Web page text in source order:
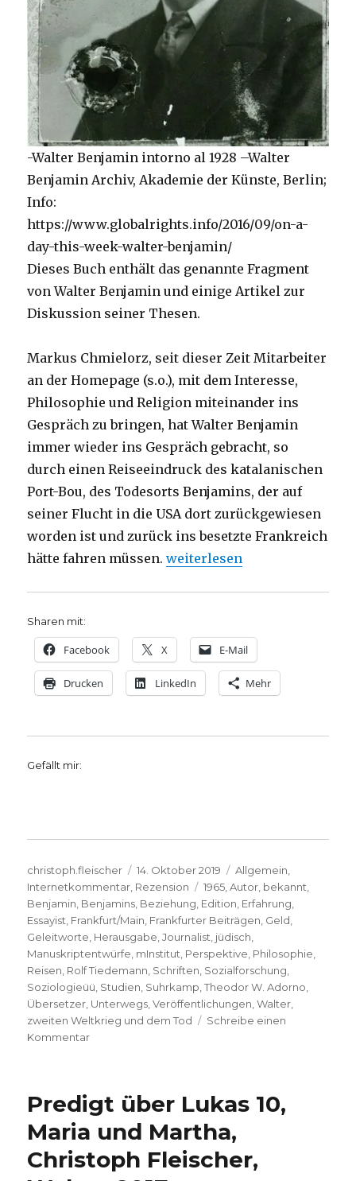
-Walter Benjamin intorno al 1928 –Walter
Benjamin Archiv, Akademie der Künste, Berlin;
Info:
https://www.globalrights.info/2016/09/on-a-
day-this-week-walter-benjamin/
Dieses Buch enthält das genannte Fragment
von Walter Benjamin und einige Artikel zur
Diskussion seiner Thesen.
Markus Chmielorz, seit dieser Zeit Mitarbeiter
an der Homepage (s.o.), mit dem Interesse,
Philosophie und Religion miteinander ins
Gespräch zu bringen, hat Walter Benjamin
immer wieder ins Gespräch gebracht, so
durch einen Reiseeindruck des katalanischen
Port-Bou, des Todesorts Benjamins, der auf
seiner Flucht in die USA dort zurückgewiesen
worden ist und zurück ins besetzte Frankreich
hätte fahren müssen.„Notizen zu Walter
weiterlesen
Sharen mit:
Facebook X E-Mail
Drucken LinkedIn Mehr
Gefällt mir:
Autor
christoph.fleischer
Veröffentlicht
am
14. Oktober 2019 Kategorien
Allgemein
Internetkommentar Rezension Schlagwörter
1965 ,Autor bekannt
Benjamin Benjamins Beziehung Edition Erfahrung
Essayist Frankfurt/Main Frankfurter Beiträgen Geld
Geleitworte Herausgabe ,Journalist jüdisch
Manuskriptentwürfe mInstitut Perspektive Philosophie
Reisen Rolf Tiedemann Schriften Sozialforschung
Soziologieüü Studien Suhrkamp ,Theodor W. Adorno
Übersetzer Unterwegs ,Veröffentlichungen ,Walter
zweiten Weltkrieg und dem Tod
Schreibe einen
Kommentarzu
Benjamin,
Christoph
Fleischer,
Welver
2019
Predigt über Lukas 10,
Maria und Martha,
Christoph Fleischer,